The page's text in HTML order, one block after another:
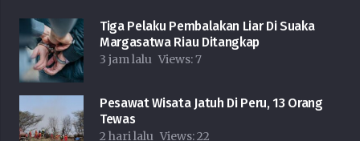
Tiga Pelaku Pembalakan Liar Di Suaka
Margasatwa Riau Ditangkap
3 jam lalu Views:7
Pesawat Wisata Jatuh Di Peru, 13 Orang
Tewas
2 hari lalu Views:22